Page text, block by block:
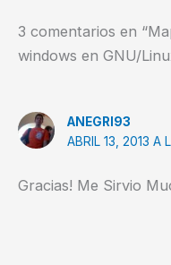
3 comentarios en
windows en GNU/
ANEGRI93
ABRIL 13, 2013 A
Gracias! Me Sirvio